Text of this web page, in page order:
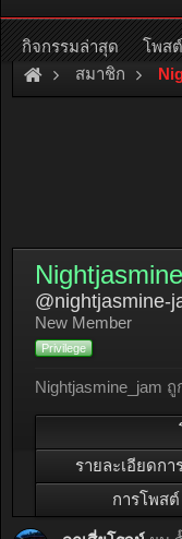
หรืออ่าน
สมาชิก
@nightjasmine-
New Member
Privilege
Nightjasmine_jam
รายละเอียดกา
การโพสต์
กิจกรรมล่าสุด โพส